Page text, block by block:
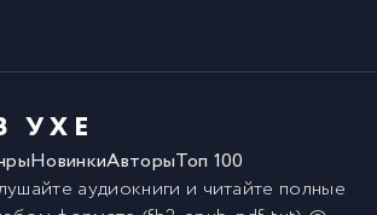
УХЕ
НовинкиАвторыТоп 100
аудиокниги и читайте полные